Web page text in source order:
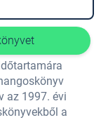
az 1997. évi
a